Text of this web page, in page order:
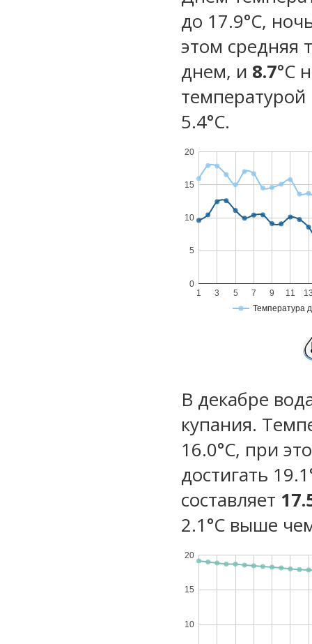
до 17.9°C,
этом средняя
днем, и 8.7°C
температурой
5.4°С.
Температура
1 3 5 7 9 11
0
5
10
15
20
В декабре
купания.
16.0°C, при
достигать
составляет
2.1°C выше
10
15
20